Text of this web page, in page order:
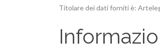
Titolare dei dati forniti è: